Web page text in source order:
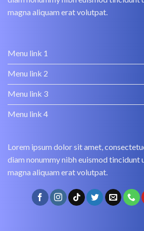
magna aliquam erat volutpat.
Menu link 1
Menu link 2
Menu link 3
Menu link 4
Lorem ipsum dolor sit amet,
diam nonummy nibh euismod tincidunt
magna aliquam erat volutpat.